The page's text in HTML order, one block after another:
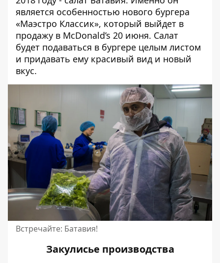
является особенностью нового бургера
«Маэстро Классик», который выйдет в
продажу в McDonald’s 20 июня. Салат
будет подаваться в бургере целым листом
и придавать ему красивый вид и новый
вкус.
Встречайте: Батавия!
Закулисье производства